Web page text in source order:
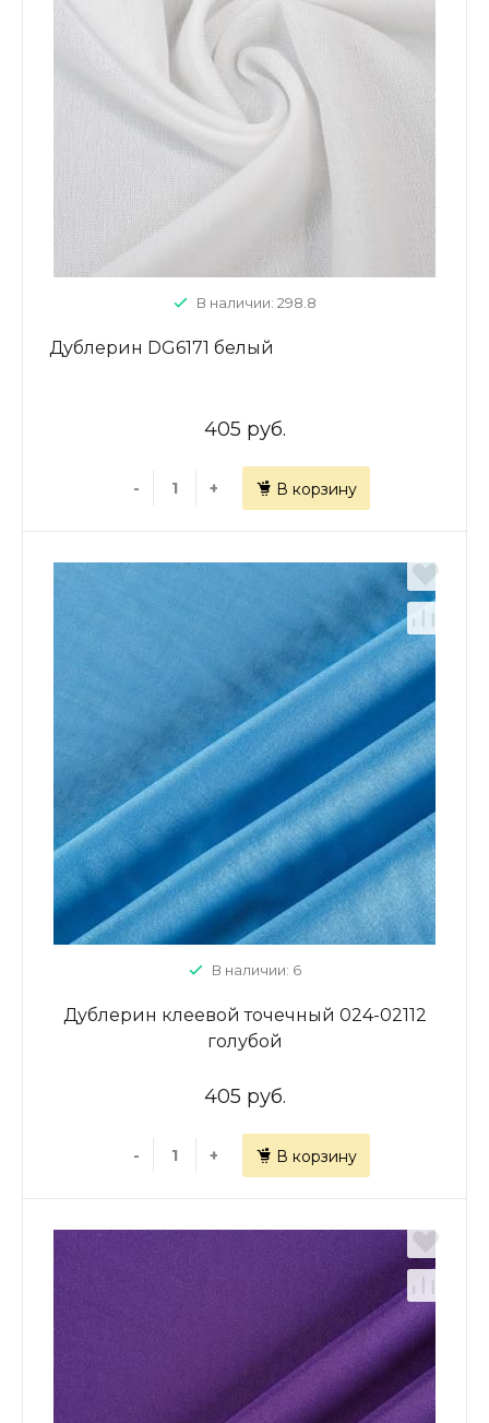
В наличии: 298.8
Дублерин DG6171 белый
405 руб.
- + В корзину
В наличии: 6
Дублерин клеевой точечный 024-02112
голубой
405 руб.
- + В корзину